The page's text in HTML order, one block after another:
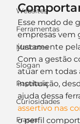
Websites
Ferramentas
Mascotes
Slogan
Papelaria
Curiosidades
Frases
Esse modo de
empresas vem
justamente
Com a gestão
atuar em todas
instituição,
ajuda dessa
assertivo nas
o perfil